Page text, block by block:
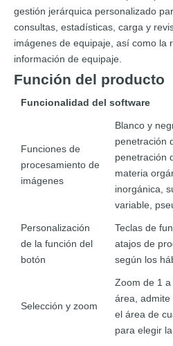
gestión jerárquica personalizado
consultas, estadísticas, carga y
imágenes de equipaje, así como la
información de equipaje.
Función del producto
Funcionalidad del software
Funciones de
procesamiento de
imágenes
Blanco y
penetración
penetración
materia
inorgánica,
variable,
Personalización
de la función del
botón
Teclas de
atajos de
según los
Selección y zoom
Zoom de 1
área, admite
el área de
para elegir